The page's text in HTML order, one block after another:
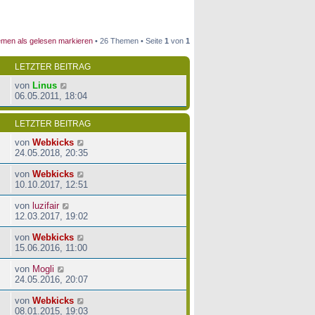
als gelesen markieren • 26 Themen • Seite 1 von 1
LETZTER BEITRAG
von Linus
06.05.2011, 18:04
LETZTER BEITRAG
von Webkicks
24.05.2018, 20:35
von Webkicks
10.10.2017, 12:51
von luzifair
12.03.2017, 19:02
von Webkicks
15.06.2016, 11:00
von Mogli
24.05.2016, 20:07
von Webkicks
08.01.2015, 19:03